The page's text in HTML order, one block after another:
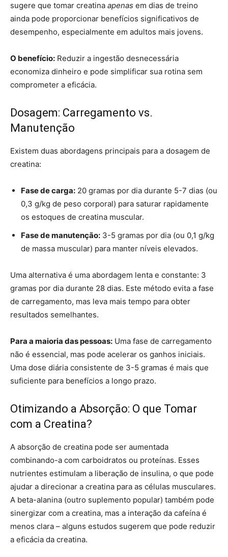
sugere que tomar creatina apenas em dias de treino
ainda pode proporcionar benefícios significativos de
desempenho, especialmente em adultos mais jovens.
O benefício: Reduzir a ingestão desnecessária
economiza dinheiro e pode simplificar sua rotina sem
comprometer a eficácia.
Dosagem: Carregamento vs.
Manutenção
Existem duas abordagens principais para a dosagem de
creatina:
Fase de carga: 20 gramas por dia durante 5-7 dias (ou
0,3 g/kg de peso corporal) para saturar rapidamente
os estoques de creatina muscular.
Fase de manutenção: 3-5 gramas por dia (ou 0,1 g/kg
de massa muscular) para manter níveis elevados.
Uma alternativa é uma abordagem lenta e constante: 3
gramas por dia durante 28 dias. Este método evita a fase
de carregamento, mas leva mais tempo para obter
resultados semelhantes.
Para a maioria das pessoas: Uma fase de carregamento
não é essencial, mas pode acelerar os ganhos iniciais.
Uma dose diária consistente de 3-5 gramas é mais que
suficiente para benefícios a longo prazo.
Otimizando a Absorção: O que Tomar
com a Creatina?
A absorção de creatina pode ser aumentada
combinando-a com carboidratos ou proteínas. Esses
nutrientes estimulam a liberação de insulina, o que pode
ajudar a direcionar a creatina para as células musculares.
A beta-alanina (outro suplemento popular) também pode
sinergizar com a creatina, mas a interação da cafeína é
menos clara – alguns estudos sugerem que pode reduzir
a eficácia da creatina.